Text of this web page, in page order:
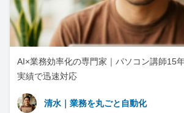
AI×業務効率化の専門家｜パソコン講師15
実績で迅速対応
清水｜業務を丸ごと自動化